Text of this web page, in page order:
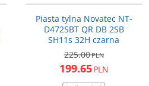
Piasta tylna Novatec NT-
D472SBT QR DB 2SB
SH11s 32H czarna
225.00PLN
199.65PLN